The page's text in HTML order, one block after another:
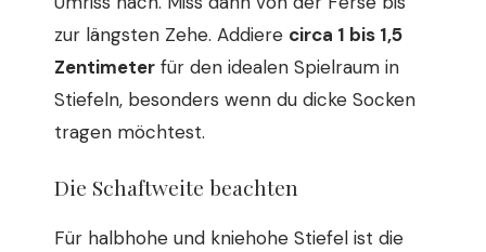
zur längsten Zehe. Addiere circa 1 bis 1,5
Zentimeter für den idealen Spielraum in
Stiefeln, besonders wenn du dicke Socken
tragen möchtest.
Die Schaftweite beachten
Für halbhohe und kniehohe Stiefel ist die